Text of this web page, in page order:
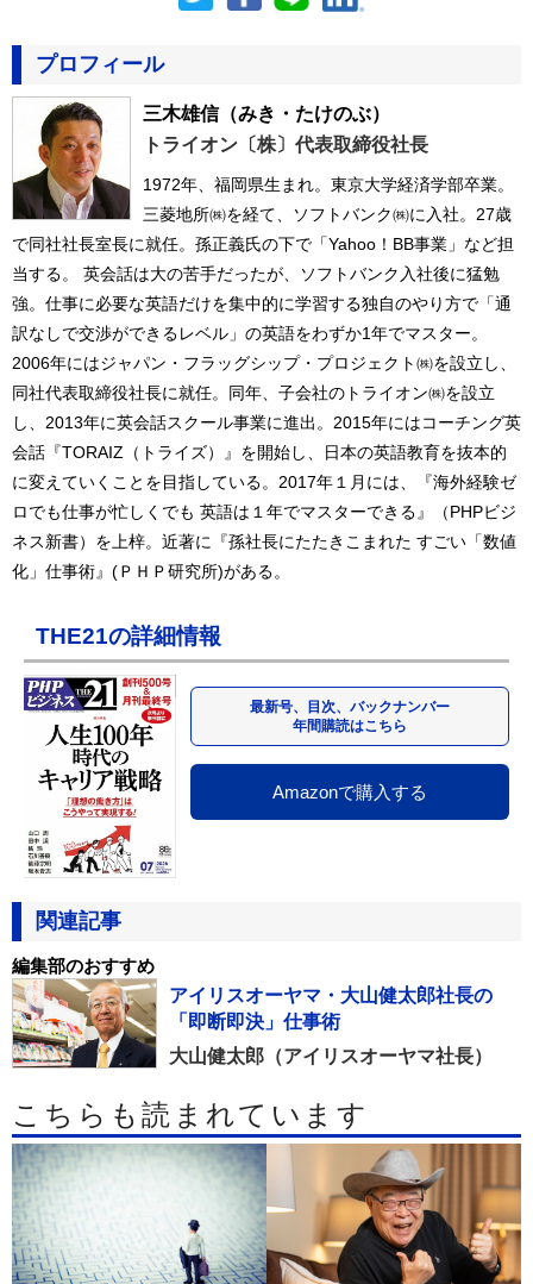
プロフィール
三木雄信（みき・たけのぶ）
トライオン〔株〕代表取締役社長
1972年、福岡県生まれ。東京大学経済学部卒業。
三菱地所㈱を経て、ソフトバンク㈱に入社。27歳
で同社社長室長に就任。孫正義氏の下で「Yahoo！BB事業」など担
当する。 英会話は大の苦手だったが、ソフトバンク入社後に猛勉
強。仕事に必要な英語だけを集中的に学習する独自のやり方で「通
訳なしで交渉ができるレベル」の英語をわずか1年でマスター。
2006年にはジャパン・フラッグシップ・プロジェクト㈱を設立し、
同社代表取締役社長に就任。同年、子会社のトライオン㈱を設立
し、2013年に英会話スクール事業に進出。2015年にはコーチング英
会話『TORAIZ（トライズ）』を開始し、日本の英語教育を抜本的
に変えていくことを目指している。2017年１月には、『海外経験ゼ
ロでも仕事が忙しくでも 英語は１年でマスターできる』（PHPビジ
ネス新書）を上梓。近著に『孫社長にたたきこまれた すごい「数値
化」仕事術』(ＰＨＰ研究所)がある。
THE21の詳細情報
最新号、目次、バックナンバー
年間購読はこちら
Amazonで購入する
関連記事
編集部のおすすめ
アイリスオーヤマ・大山健太郎社長の
「即断即決」仕事術
大山健太郎（アイリスオーヤマ社長）
こちらも読まれています